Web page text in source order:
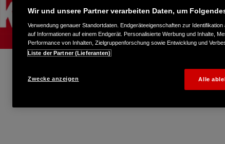
Wir und unsere Partner verarbeiten Daten, um
Verwendung genauer Standortdaten. Endgeräteeigenschaften zur
auf Informationen auf einem Endgerät. Personalisierte Werbung und Inhalte,
Performance von Inhalten, Zielgruppenforschung sowie Entwicklung und
Liste der Partner (Lieferanten)
Zwecke anzeigen Alle